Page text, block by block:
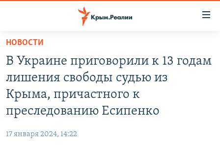
Вернуться
основному
содержанию
Вернутся
главной
Вернутся
СПЕЦПРОЕКТЫ
КАРТА ВОЕННЫХ ОБЪЕКТОВ КРЫМА
ВОДА
ИНТЕРАКТИВ
РАДІО СВОБОДА
НОВОСТИ
В Украине приговорили к 13 годам
лишения свободы судью из
Крыма, причастного к
преследованию Есипенко
17 января 2024, 14:22